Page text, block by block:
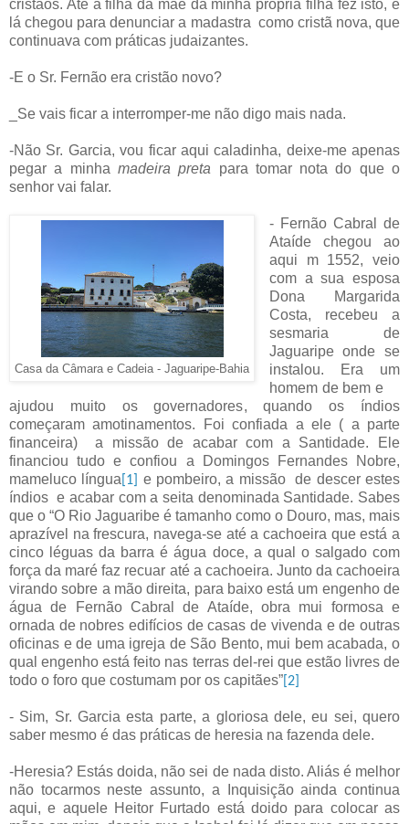
cristãos. Até a filha da mãe da minha própria filha fez isto, e
lá chegou para denunciar a madastra como cristã nova, que
continuava com práticas judaizantes.
-E o Sr. Fernão era cristão novo?
_Se vais ficar a interromper-me não digo mais nada.
-Não Sr. Garcia, vou ficar aqui caladinha, deixe-me apenas
pegar a minha madeira preta para tomar nota do que o
senhor vai falar.
Casa da Câmara e Cadeia - Jaguaripe-Bahia
- Fernão Cabral de
Ataíde chegou ao
aqui m 1552, veio
com a sua esposa
Dona Margarida
Costa, recebeu a
sesmaria de
Jaguaripe onde se
instalou. Era um
homem de bem e
ajudou muito os governadores, quando os índios
começaram amotinamentos. Foi confiada a ele ( a parte
financeira)
a missão de acabar com a Santidade. Ele
financiou tudo e confiou a Domingos Fernandes Nobre,
mameluco língua [1] e pombeiro, a missão
de descer estes
índios e acabar com a seita denominada Santidade. Sabes
que o “O Rio Jaguaribe é tamanho como o Douro, mas, mais
aprazível na frescura, navega-se até a cachoeira que está a
cinco léguas da barra é água doce, a qual o salgado com
força da maré faz recuar até a cachoeira. Junto da cachoeira
virando sobre a mão direita, para baixo está um engenho de
água de Fernão Cabral de Ataíde, obra mui formosa e
ornada de nobres edifícios de casas de vivenda e de outras
oficinas e de uma igreja de São Bento, mui bem acabada, o
qual engenho está feito nas terras del-rei que estão livres de
todo o foro que costumam por os capitães” [2]
- Sim, Sr. Garcia esta parte, a gloriosa dele, eu sei, quero
saber mesmo é das práticas de heresia na fazenda dele.
-Heresia? Estás doida, não sei de nada disto. Aliás é melhor
não tocarmos neste assunto, a Inquisição ainda continua
aqui, e aquele Heitor Furtado está doido para colocar as